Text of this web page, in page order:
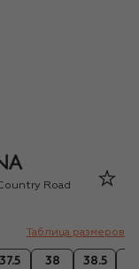
Road
Таблица размеров
37.5 38 38.5